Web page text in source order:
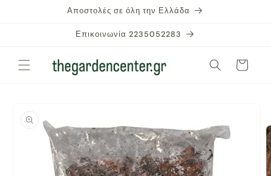
Αποστολές σε όλη την Ελλάδα
Επικοινωνία 2235052283
Καλάθι
πληροφορίες
προϊόντος